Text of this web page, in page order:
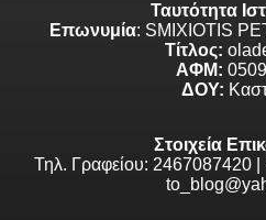
Ταυτότητα
Επωνυμία: SMIXIOTIS
Τίτλος:
ΑΦΜ:
ΔΟΥ:
Στοιχεία
Τηλ. Γραφείου: 2467087420